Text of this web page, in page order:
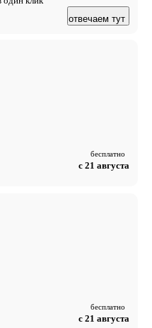
отвечаем тут
бесплатно
с 21 августа
бесплатно
с 21 августа